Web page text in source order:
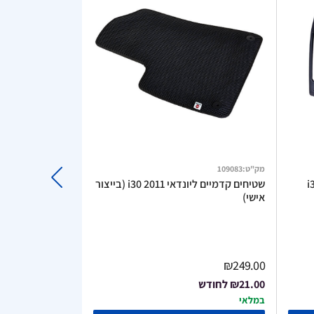
מק"ט
גגון ליונדאי i30CW 2011
מק"ט:
109083
שטיחים קדמיים ליונדאי i30 2011 (בייצור
אישי)
₪249.00
₪21.00לחודש
במלאי